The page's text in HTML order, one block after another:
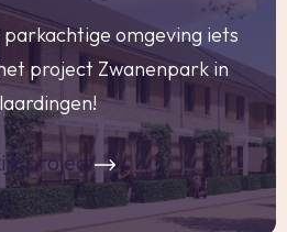
inschrijving in
de verkoper betaald
van één hypothecaire
€ 400,- inclusief BTW dan
de koper in rekening
notaris kiest buiten een
parkachtige omgeving iets
project Zwanenpark in
project